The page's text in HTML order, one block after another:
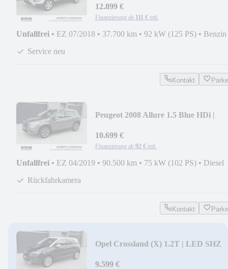
12.899 €
Finanzierung ab 111 € mtl.
Unfallfrei • EZ 07/2018 • 37.700 km • 92 kW (125 PS) • Benzin
Service neu
Kontakt
Peugeot 2008 Allure 1.5 Blue HDi |
10.699 €
Finanzierung ab 92 € mtl.
Unfallfrei • EZ 04/2019 • 90.500 km • 75 kW (102 PS) • Diesel
Rückfahrkamera
Kontakt
Opel Crossland (X) 1.2T | LED SHZ
9.599 €